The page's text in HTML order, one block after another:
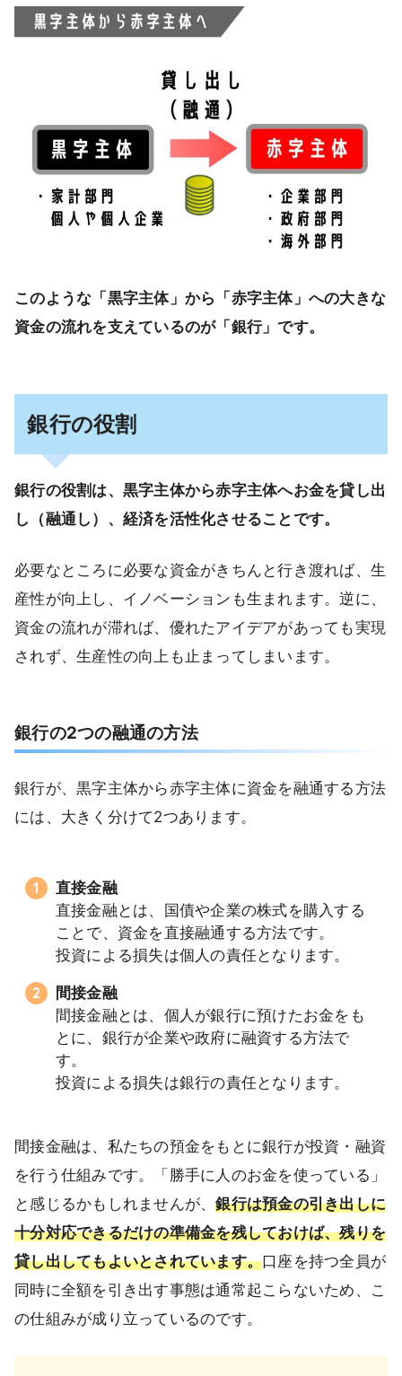
このような「黒字主体」から「赤字主体」への大きな
資金の流れを支えているのが「銀行」です。
銀行の役割
銀行の役割は、黒字主体から赤字主体へお金を貸し出
し（融通し）、経済を活性化させることです。
必要なところに必要な資金がきちんと行き渡れば、生
産性が向上し、イノベーションも生まれます。逆に、
資金の流れが滞れば、優れたアイデアがあっても実現
されず、生産性の向上も止まってしまいます。
銀行の2つの融通の方法
銀行が、黒字主体から赤字主体に資金を融通する方法
には、大きく分けて2つあります。
直接金融
直接金融とは、国債や企業の株式を購入する
ことで、資金を直接融通する方法です。
投資による損失は個人の責任となります。
間接金融
間接金融とは、個人が銀行に預けたお金をも
とに、銀行が企業や政府に融資する方法で
す。
投資による損失は銀行の責任となります。
間接金融は、私たちの預金をもとに銀行が投資・融資
を行う仕組みです。「勝手に人のお金を使っている」
と感じるかもしれませんが、銀行は預金の引き出しに
十分対応できるだけの準備金を残しておけば、残りを
貸し出してもよいとされています。口座を持つ全員が
同時に全額を引き出す事態は通常起こらないため、こ
の仕組みが成り立っているのです。